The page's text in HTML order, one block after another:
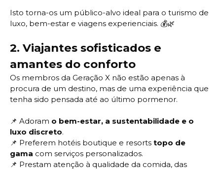
Isto torna-os um público-alvo ideal para o turismo de
luxo, bem-estar e viagens experienciais. 💰🌿
2. Viajantes sofisticados e
amantes do conforto
Os membros da Geração X não estão apenas à
procura de um destino, mas de uma experiência que
tenha sido pensada até ao último pormenor.
📌 Adoram o bem-estar, a sustentabilidade e o
luxo discreto.
📌 Preferem hotéis boutique e resorts topo de
gama com serviços personalizados.
📌 Prestam atenção à qualidade da comida, das